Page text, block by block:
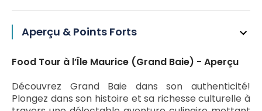
Aperçu & Points Forts
Food Tour à l’Île Maurice (Grand Baie) - Aperçu
Découvrez Grand Baie dans son authenticité!
Plongez dans son histoire et sa richesse culturelle à